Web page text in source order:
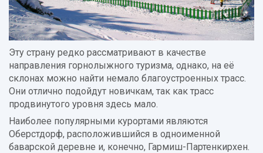
Эту страну редко рассматривают в качестве
направления горнолыжного туризма, однако, на её
склонах можно найти немало благоустроенных трасс.
Они отлично подойдут новичкам, так как трасс
продвинутого уровня здесь мало.
Наиболее популярными курортами являются
Оберстдорф, расположившийся в одноименной
баварской деревне и, конечно, Гармиш-Партенкирхен.